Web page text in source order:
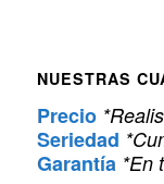
NUESTRAS
Precio
Seriedad
Garantía *En